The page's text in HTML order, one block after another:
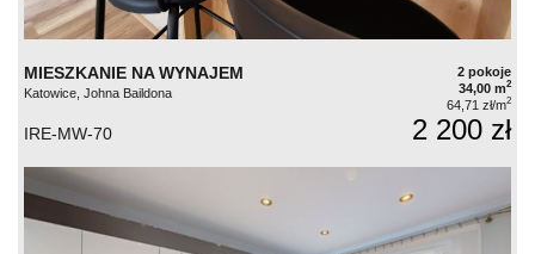
MIESZKANIE NA WYNAJEM
Katowice, Johna Baildona
2 pokoje
34,00 m2
64,71 zł/m2
IRE-MW-70 2 200 zł